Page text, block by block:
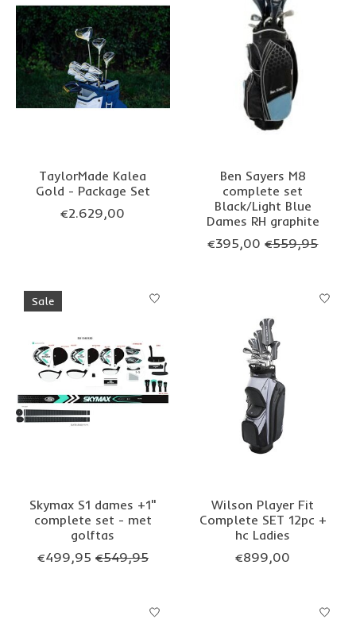
TaylorMade Kalea
Gold - Package Set
€2.629,00
Ben Sayers M8
complete set
Black/Light Blue
Dames RH graphite
€395,00 €559,95
Sale
Skymax S1 dames +1"
complete set - met
golftas
€499,95 €549,95
Wilson Player Fit
Complete SET 12pc +
hc Ladies
€899,00